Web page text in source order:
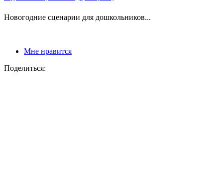
Новогодние сценарии для дошкольников...
Мне нравится
Поделиться: